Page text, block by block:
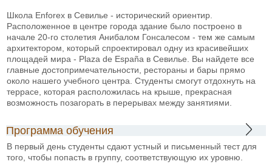
Школа Enforex в Севилье - исторический ориентир.
Расположенное в центре города здание было построено в
начале 20-го столетия Анибалом Гонсалесом - тем же самым
архитектором, который спроектировал одну из красивейших
площадей мира - Plaza de España в Севилье. Вы найдете все
главные достопримечательности, рестораны и бары прямо
около нашего учебного центра. Студенты смогут отдохнуть на
террасе, которая расположилась на крыше, прекрасная
возможность позагорать в перерывах между занятиями.
Программа обучения
В первый день студенты сдают устный и письменный тест для
того, чтобы попасть в группу, соответствующую их уровню.